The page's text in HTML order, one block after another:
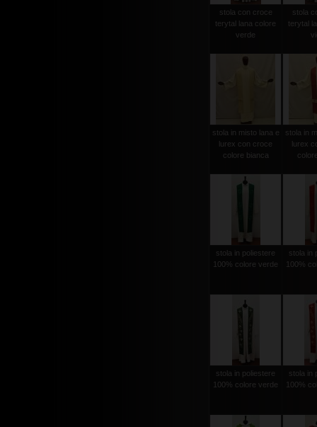
stola con croce
terytal lana colore
verde
stola
terytal
stola in misto lana e
lurex con croce
colore bianca
stola in
lurex
stola in poliestere
100% colore verde
stola in
100%
stola in poliestere
100% colore verde
stola in
100%